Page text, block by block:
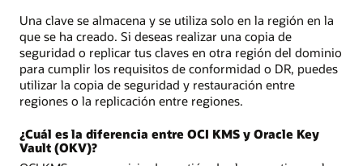
Una clave se almacena y se utiliza solo en la región en la
que se ha creado. Si deseas realizar una copia de
seguridad o replicar tus claves en otra región del dominio
para cumplir los requisitos de conformidad o DR, puedes
utilizar la copia de seguridad y restauración entre
regiones o la replicación entre regiones.
¿Cuál es la diferencia entre OCI KMS y Oracle Key
Vault (OKV)?